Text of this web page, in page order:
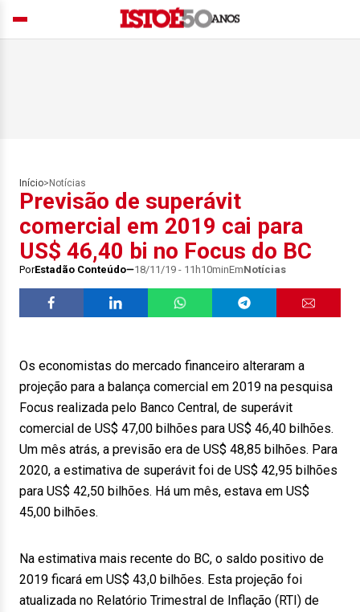
Início> Notícias
Previsão de superávit
comercial em 2019 cai para
US$ 46,40 bi no Focus do BC
PorEstadão Conteúdo 18/11/19 - 11h10minEmNotícias
Os economistas do mercado financeiro alteraram a
projeção para a balança comercial em 2019 na pesquisa
Focus realizada pelo Banco Central, de superávit
comercial de US$ 47,00 bilhões para US$ 46,40 bilhões.
Um mês atrás, a previsão era de US$ 48,85 bilhões. Para
2020, a estimativa de superávit foi de US$ 42,95 bilhões
para US$ 42,50 bilhões. Há um mês, estava em US$
45,00 bilhões.
Na estimativa mais recente do BC, o saldo positivo de
2019 ficará em US$ 43,0 bilhões. Esta projeção foi
atualizada no Relatório Trimestral de Inflação (RTI) de